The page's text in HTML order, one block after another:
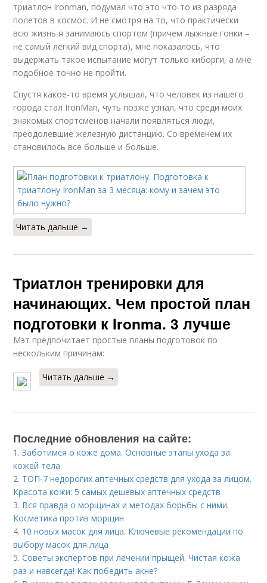
триатлон ironman, подумал что это что-то из разряда
полетов в космос. И не смотря на то, что практически
всю жизнь я занимаюсь спортом (причем лыжные гонки –
не самый легкий вид спорта), мне показалось, что
выдержать такое испытание могут только киборги, а мне
подобное точно не пройти.
Спустя какое-то время услышал, что человек из нашего
города стал IronMan, чуть позже узнал, что среди моих
знакомых спортсменов начали появляться люди,
преодолевшие железную дистанцию. Со временем их
становилось все больше и больше.
Читать дальше →
Триатлон тренировки для
начинающих. Чем простой план
подготовки к Ironma. 3 лучше
Мэт предпочитает простые планы подготовок по
нескольким причинам:
Читать дальше →
Последние обновления на сайте:
1.Заботимся о коже дома. Основные этапы ухода за
кожей тела
2. ТОП-7 недорогих аптечных средств для ухода за лицом.
Красота кожи: 5 самых дешевых аптечных средств
3. Вся правда о морщинах и методах борьбы с ними.
Косметика против морщин
4. 10 новых масок для лица. Ключевые рекомендации по
выбору масок для лица
5.Советы экспертов при лечении прыщей. Чистая кожа
раз и навсегда! Как победить акне?